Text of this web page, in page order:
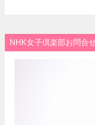
NHK女子倶楽部お問合